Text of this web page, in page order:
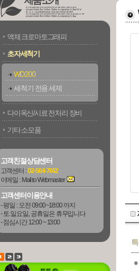
액체 크로마토그래피
초자세척기
WD200
세척기 전용 세제
다이옥신/시료 전처리 장비
기타 소모품
고객친절상담센터
고객센터 :02-564-7642
이메일 : Mail to Webmaster
고객센터이용안내
- 평일 : 오전 09:00 ~18:00 까지
- 토.일요일, 공휴일은 휴무입니다
- 점심시간 12:00 ~ 13:00